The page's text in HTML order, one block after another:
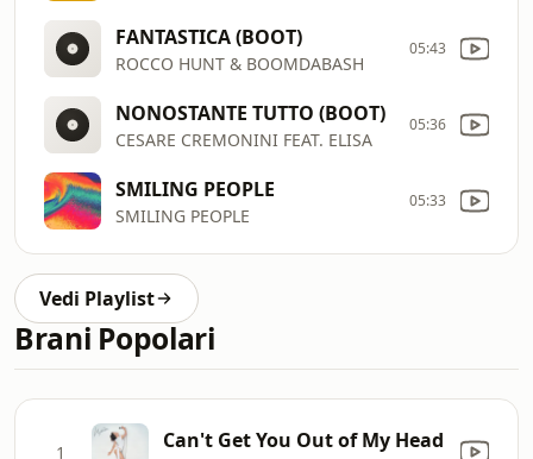
FANTASTICA (BOOT)
ROCCO HUNT & BOOMDABASH
05:43
NONOSTANTE TUTTO (BOOT)
CESARE CREMONINI FEAT. ELISA
05:36
SMILING PEOPLE
SMILING PEOPLE
05:33
Vedi Playlist
Brani Popolari
1 Can't Get You Out of My Head